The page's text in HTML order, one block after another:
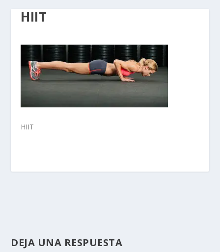
HIIT
HIIT
DEJA UNA RESPUESTA